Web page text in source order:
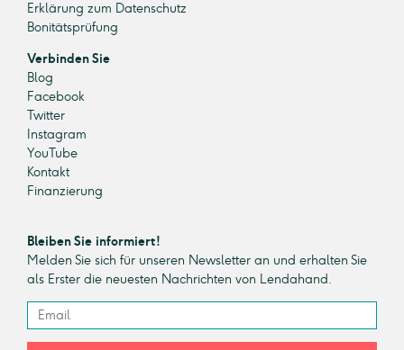
Erklärung zum Datenschutz
Bonitätsprüfung
Verbinden Sie
Blog
Facebook
Twitter
Instagram
YouTube
Kontakt
Finanzierung
Bleiben Sie informiert!
Melden Sie sich für unseren Newsletter an und erhalten Sie
als Erster die neuesten Nachrichten von Lendahand.